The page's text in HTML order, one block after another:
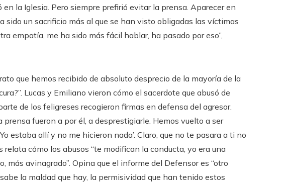
la Iglesia. Pero siempre prefirió evitar la prensa. Aparecer en
sido un sacrificio más al que se han visto obligadas las víctimas
empatía, me ha sido más fácil hablar, ha pasado por eso”,
que hemos recibido de absoluto desprecio de la mayoría de la
Lucas y Emiliano vieron cómo el sacerdote que abusó de
de los feligreses recogieron firmas en defensa del agresor.
prensa fueron a por él, a desprestigiarle. Hemos vuelto a ser
estaba allí y no me hicieron nada’. Claro, que no te pasara a ti no
relata cómo los abusos “te modifican la conducta, yo era una
más avinagrado”. Opina que el informe del Defensor es “otro
la maldad que hay, la permisividad que han tenido estos